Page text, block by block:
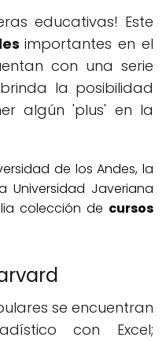
educativas! Este
importantes en el
con una serie
la posibilidad
algún 'plus' en la
de los Andes, la
Universidad Javeriana
colección de cursos
se encuentran
con Excel;